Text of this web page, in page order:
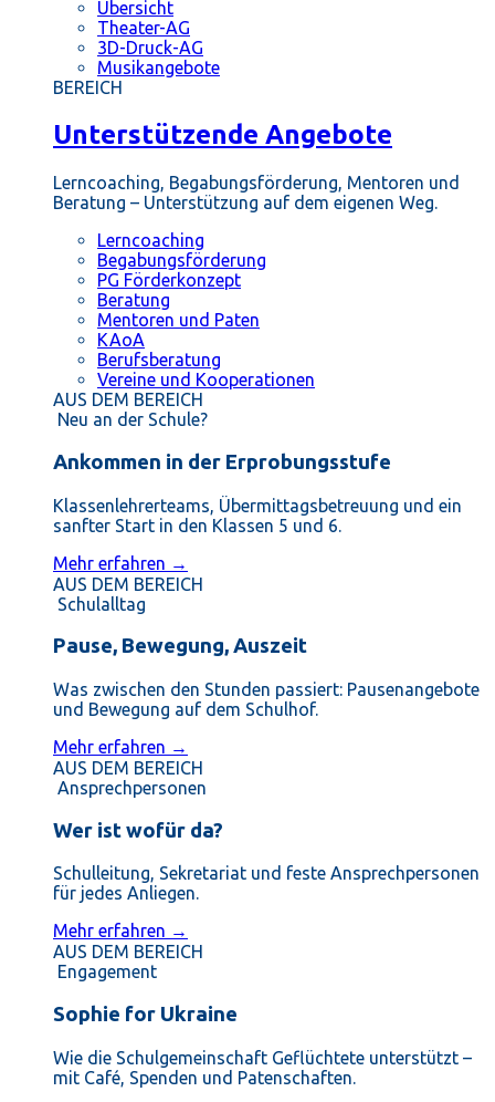
Übersicht
Theater-AG
3D-Druck-AG
Musikangebote
BEREICH
Unterstützende Angebote
Lerncoaching, Begabungsförderung, Mentoren und
Beratung – Unterstützung auf dem eigenen Weg.
Lerncoaching
Begabungsförderung
PG Förderkonzept
Beratung
Mentoren und Paten
KAoA
Berufsberatung
Vereine und Kooperationen
AUS DEM BEREICH
Neu an der Schule?
Ankommen in der Erprobungsstufe
Klassenlehrerteams, Übermittagsbetreuung und ein
sanfter Start in den Klassen 5 und 6.
Mehr erfahren →
AUS DEM BEREICH
Schulalltag
Pause, Bewegung, Auszeit
Was zwischen den Stunden passiert: Pausenangebote
und Bewegung auf dem Schulhof.
Mehr erfahren →
AUS DEM BEREICH
Ansprechpersonen
Wer ist wofür da?
Schulleitung, Sekretariat und feste Ansprechpersonen
für jedes Anliegen.
Mehr erfahren →
AUS DEM BEREICH
Engagement
Sophie for Ukraine
Wie die Schulgemeinschaft Geflüchtete unterstützt –
mit Café, Spenden und Patenschaften.